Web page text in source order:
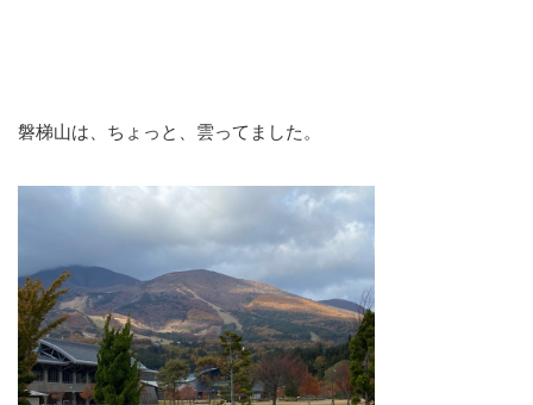
磐梯山は、ちょっと、雲ってました。